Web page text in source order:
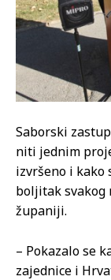
Saborski
niti jednim
izvršeno i kako
boljitak svakog
županiji.
– Pokazalo se
zajednice i